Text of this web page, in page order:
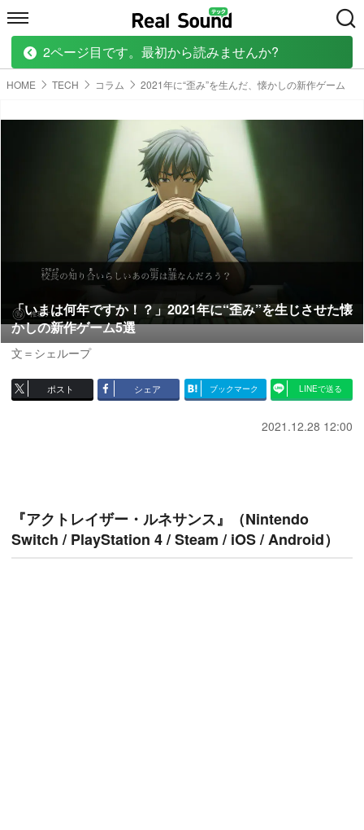
HOME MUSIC MOVIE TECH
HOME TECH コラム 2021年に“歪み”を生んだ、懐かしの新作ゲーム
「いまは何年ですか！？」2021年に“歪み”を生じさせた懐
かしの新作ゲーム5選
文＝シェループ
ポスト シェア ブックマーク LINEで送る
2021.12.28 12:00
『アクトレイザー・ルネサンス』（Nintendo
Switch / PlayStation 4 / Steam / iOS / Android）
2ページ目です。最初から読みませんか?